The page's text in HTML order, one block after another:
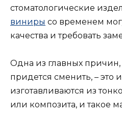
стоматологические
виниры со временем
качества и требовать
Одна из главных
придется сменить, – это
изготавливаются из
или композита, и такое